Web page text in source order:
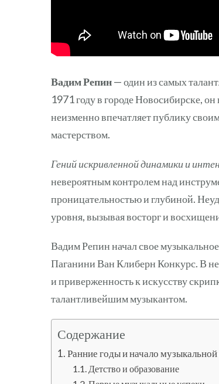
Вадим Репин— один из самых
1971 году в городе Новосибирске,
неизменно впечатляет публику
мастерством.
Гений искривленной динамики и
невероятным контролем над
проницательностью и глубиной.
уровня, вызывая восторг и
Вадим Репин начал свое
Паганини Ван Клиберн Конкурс. В
и приверженность к искусству
талантливейшим музыкантом.
Содержание
Ранние годы и начало
Детство и образование